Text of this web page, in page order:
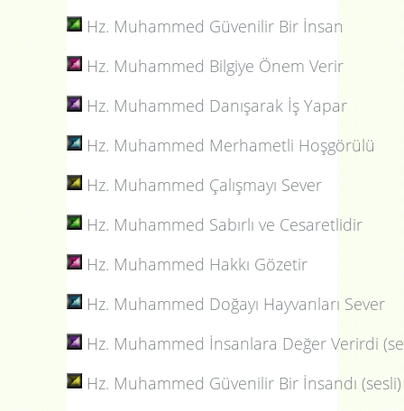
Hz. Muhammed Güvenilir Bir İnsan
Hz. Muhammed Bilgiye Önem Verir
Hz. Muhammed Danışarak İş Yapar
Hz. Muhammed Merhametli Hoşgörülü
Hz. Muhammed Çalışmayı Sever
Hz. Muhammed Sabırlı ve Cesaretlidir
Hz. Muhammed Hakkı Gözetir
Hz. Muhammed Doğayı Hayvanları Sever
Hz. Muhammed İnsanlara Değer Verirdi
Hz. Muhammed Güvenilir Bir İnsandı (sesli)